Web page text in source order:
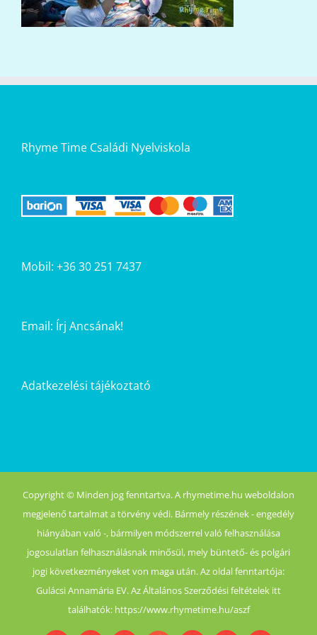
Rhyme Time Családi Nyelviskola
Mobil: +36 30 251 7437
Email: Írj Ancsának!
Adatkezelési tájékoztató
Copyright © Minden jog fenntartva. A rhymetime.hu weboldalon
megjelenő tartalmat a törvény védi. Bármely részének - engedély
hiányában való -, bármilyen módszerrel való felhasználása
jogosulatlan felhasználásnak minősül, mely büntető- és polgári
jogi következményeket von maga után. Az oldal fenntartója:
Gulácsi Annamária EV. Az Általános Szerződési feltételek itt
találhatók: https://www.rhymetime.hu/aszf